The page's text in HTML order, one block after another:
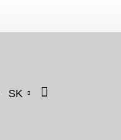
SK